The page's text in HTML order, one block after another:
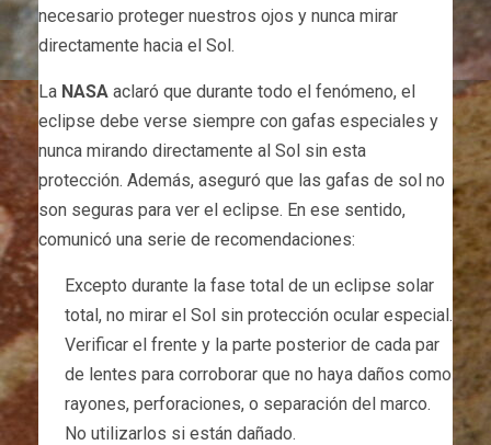
necesario proteger nuestros ojos y nunca mirar
directamente hacia el Sol.
La NASA aclaró que durante todo el fenómeno, el
eclipse debe verse siempre con gafas especiales y
nunca mirando directamente al Sol sin esta
protección. Además, aseguró que las gafas de sol no
son seguras para ver el eclipse. En ese sentido,
comunicó una serie de recomendaciones:
Excepto durante la fase total de un eclipse solar
total, no mirar el Sol sin protección ocular especial.
Verificar el frente y la parte posterior de cada par
de lentes para corroborar que no haya daños como
rayones, perforaciones, o separación del marco.
No utilizarlos si están dañado.